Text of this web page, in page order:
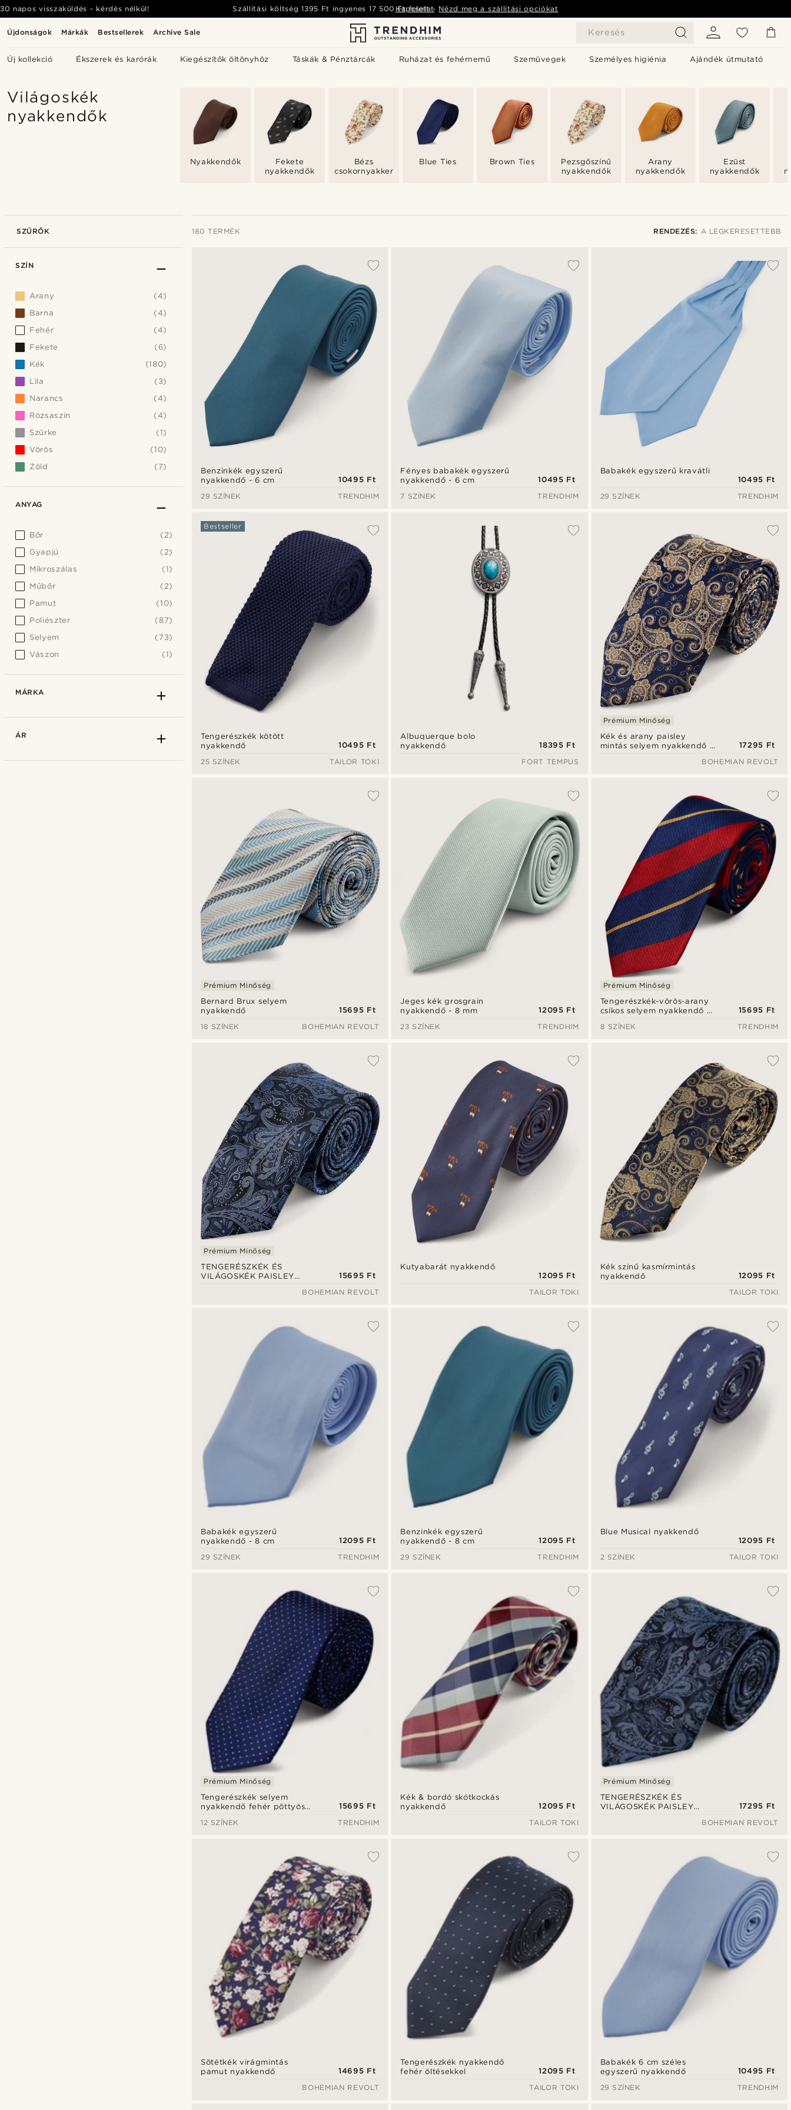
Újdonságok Márkák Bestsellerek Archive Sale Keresés
Új kollekció Ékszerek és karórák Kiegészítők öltönyhöz Táskák & Pénztárcák Ruházat és fehérnemű Szemüvegek Személyes higiénia Ajándék útmutató
30 napos visszaküldés - kérdés nélkül! Szállítási költség1395 Ft ingyenes 17 500 Ft felett- Nézd meg a szállítási opciókat
Kapcsolat
Világoskék
nyakkendők
Nyakkendők
Fekete
nyakkendők
Bézs
csokornyakkendők
Blue Ties Brown Ties
Pezsgőszínű
nyakkendők
Arany
nyakkendők
Ezüst
nyakkendők
SZŰRŐK 180 TERMÉK RENDEZÉS: A LEGKERESETTEBB
Legalacsonyabb ár
Legmagasabb ár
Benzinkék egyszerű
nyakkendő - 6 cm
10495 Ft
29 SZÍNEK
TRENDHIM
Fényes babakék egyszerű
nyakkendő - 6 cm
10495 Ft
7 SZÍNEK
TRENDHIM
Babakék egyszerű kravátli
10495 Ft
29 SZÍNEK
TRENDHIM
Tengerészkék kötött
nyakkendő
Bestseller
10495 Ft
25 SZÍNEK
TAILOR TOKI
Albuquerque bolo
nyakkendő
18395 Ft
FORT TEMPUS
Kék és arany paisley
mintás selyem nyakkendő |
Prémium Minőség
17295 Ft
BOHEMIAN REVOLT
Bernard Brux selyem
nyakkendő
Prémium Minőség
15695 Ft
18 SZÍNEK
BOHEMIAN REVOLT
Jeges kék grosgrain
nyakkendő - 8 mm
12095 Ft
23 SZÍNEK
TRENDHIM
Tengerészkék-vörös-arany
csíkos selyem nyakkendő -
Prémium Minőség
15695 Ft
8 SZÍNEK
TRENDHIM
TENGERÉSZKÉK ÉS
VILÁGOSKÉK PAISLEY
Prémium Minőség
15695 Ft
BOHEMIAN REVOLT
Kutyabarát nyakkendő
12095 Ft
TAILOR TOKI
Kék színű kasmírmintás
nyakkendő
12095 Ft
TAILOR TOKI
Babakék egyszerű
nyakkendő - 8 cm
12095 Ft
29 SZÍNEK
TRENDHIM
Benzinkék egyszerű
nyakkendő - 8 cm
12095 Ft
29 SZÍNEK
TRENDHIM
Blue Musical nyakkendő
12095 Ft
2 SZÍNEK
TAILOR TOKI
Tengerészkék selyem
nyakkendő fehér pöttyös
Prémium Minőség
15695 Ft
12 SZÍNEK
TRENDHIM
Kék & bordó skótkockás
nyakkendő
12095 Ft
TAILOR TOKI
TENGERÉSZKÉK ÉS
VILÁGOSKÉK PAISLEY
Prémium Minőség
17295 Ft
BOHEMIAN REVOLT
Sötétkék virágmintás
pamut nyakkendő
14695 Ft
BOHEMIAN REVOLT
Tengerészkék nyakkendő
fehér öltésekkel
12095 Ft
TAILOR TOKI
Babakék 6 cm széles
egyszerű nyakkendő
10495 Ft
29 SZÍNEK
TRENDHIM
SZÍN
Arany
(4)
Barna
(4)
Fehér
(4)
Fekete
(6)
Kék
(180)
Lila
(3)
Narancs
(4)
Rózsaszín
(4)
Szürke
(1)
Vörös
(10)
Zöld
(7)
ANYAG
Bőr
(2)
Gyapjú
(2)
Mikroszálas
(1)
Műbőr
(2)
Pamut
(10)
Poliészter
(87)
Selyem
(73)
Vászon
(1)
MÁRKA
ÁR